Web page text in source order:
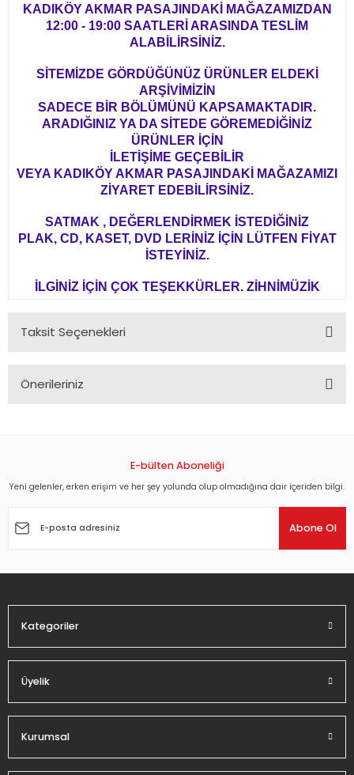
KADIKÖY AKMAR PASAJINDAKİ MAĞAZAMIZDAN
12:00 - 19:00 SAATLERİ ARASINDA TESLİM
ALABİLİRSİNİZ.
SİTEMİZDE GÖRDÜĞÜNÜZ ÜRÜNLER ELDEKİ
ARŞİVİMİZİN
SADECE BİR BÖLÜMÜNÜ KAPSAMAKTADIR.
ARADIĞINIZ YA DA SİTEDE GÖREMEDİĞİNİZ
ÜRÜNLER İÇİN
İLETİŞİME GEÇEBİLİR
VEYA KADIKÖY AKMAR PASAJINDAKİ MAĞAZAMIZI
ZİYARET EDEBİLİRSİNİZ.
SATMAK , DEĞERLENDİRMEK İSTEDİĞİNİZ
PLAK, CD, KASET, DVD LERİNİZ İÇİN LÜTFEN FİYAT
İSTEYİNİZ.
İLGİNİZ İÇİN ÇOK TEŞEKKÜRLER. ZİHNİMÜZİK
Taksit Seçenekleri
Önerileriniz
Görüş ve önerileriniz için teşekkür ederiz.
Ürün açıklamasında eksik bilgiler bulunuyor.
E-bülten Aboneliği
Yeni gelenler, erken erişim ve her şey yolunda olup olmadığına dair içeriden bilgi.
Abone Ol
Kategoriler
Üyelik
Kurumsal